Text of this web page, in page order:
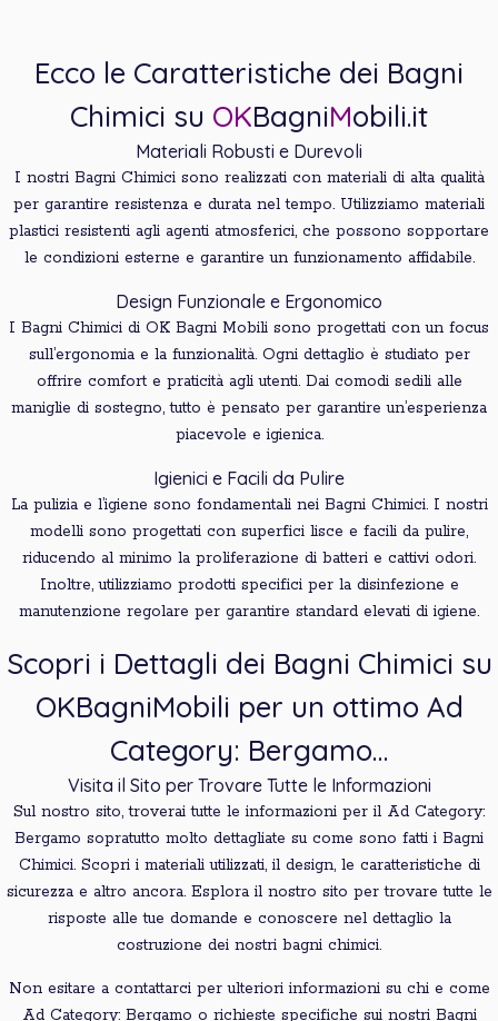
Ecco le Caratteristiche dei Bagni
Chimici su OKBagniMobili.it
Materiali Robusti e Durevoli
I nostri Bagni Chimici sono realizzati con materiali di alta qualità
per garantire resistenza e durata nel tempo. Utilizziamo materiali
plastici resistenti agli agenti atmosferici, che possono sopportare
le condizioni esterne e garantire un funzionamento affidabile.
Design Funzionale e Ergonomico
I Bagni Chimici di OK Bagni Mobili sono progettati con un focus
sull’ergonomia e la funzionalità. Ogni dettaglio è studiato per
offrire comfort e praticità agli utenti. Dai comodi sedili alle
maniglie di sostegno, tutto è pensato per garantire un’esperienza
piacevole e igienica.
Igienici e Facili da Pulire
La pulizia e l’igiene sono fondamentali nei Bagni Chimici. I nostri
modelli sono progettati con superfici lisce e facili da pulire,
riducendo al minimo la proliferazione di batteri e cattivi odori.
Inoltre, utilizziamo prodotti specifici per la disinfezione e
manutenzione regolare per garantire standard elevati di igiene.
Scopri i Dettagli dei Bagni Chimici su
OKBagniMobili per un ottimo Ad
Category: Bergamo…
Visita il Sito per Trovare Tutte le Informazioni
Sul nostro sito, troverai tutte le informazioni per il Ad Category:
Bergamo sopratutto molto dettagliate su come sono fatti i Bagni
Chimici. Scopri i materiali utilizzati, il design, le caratteristiche di
sicurezza e altro ancora. Esplora il nostro sito per trovare tutte le
risposte alle tue domande e conoscere nel dettaglio la
costruzione dei nostri bagni chimici.
Non esitare a contattarci per ulteriori informazioni su chi e come
Ad Category: Bergamo o richieste specifiche sui nostri Bagni